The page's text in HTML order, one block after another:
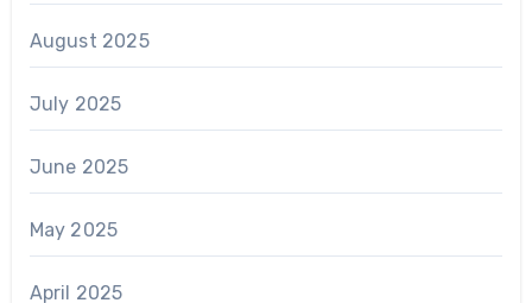
August 2025
July 2025
June 2025
May 2025
April 2025